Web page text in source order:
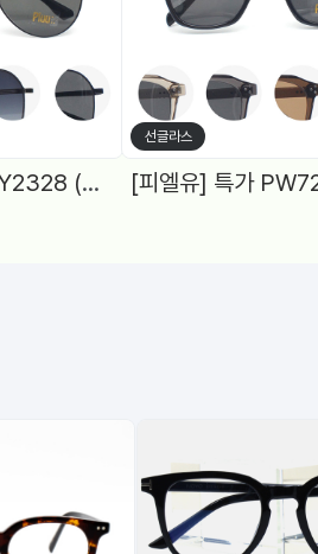
[피엘유] 특가 PLY2328 (57) 보잉, 4Color
선글라스